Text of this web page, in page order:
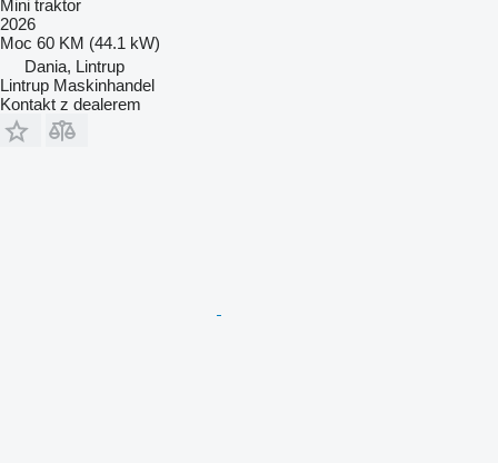
Mini traktor
2026
Moc 60 KM (44.1 kW)
Dania, Lintrup
Lintrup Maskinhandel
Kontakt z dealerem